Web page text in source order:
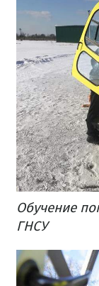
Обучение
ГНСУ